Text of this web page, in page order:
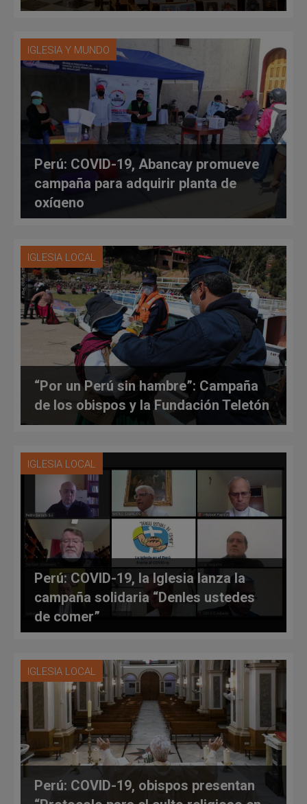
IGLESIA Y MUNDO
Perú: COVID-19, Abancay promueve
campaña para adquirir planta de
oxígeno
IGLESIA LOCAL
“Por un Perú sin hambre”: Campaña
de los obispos y la Fundación Teletón
IGLESIA LOCAL
Perú: COVID-19, la Iglesia lanza la
campaña solidaria “Denles ustedes
de comer”
IGLESIA LOCAL
Perú: COVID-19, obispos presentan